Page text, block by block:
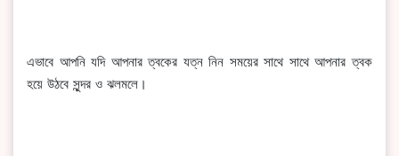
এভাবে আপনি যদি আপনার ত্বকের যত্ন নিন সময়ের সাথে সাথে আপনার ত্বক
হয়ে উঠবে সুন্দর ও ঝলমলে।